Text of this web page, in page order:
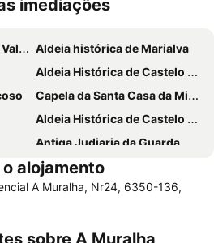
imediações
Aldeia histórica de Marialva
Aldeia Histórica de Castelo Rodrigo
Capela da Santa Casa da Misericórdia de Alfaiates
Aldeia Histórica de Castelo Mendo
Antiga Judiaria da Guarda
Serra Marofa
Murallas
alojamento
A Muralha, Nr24, 6350-136,
sobre A Muralha